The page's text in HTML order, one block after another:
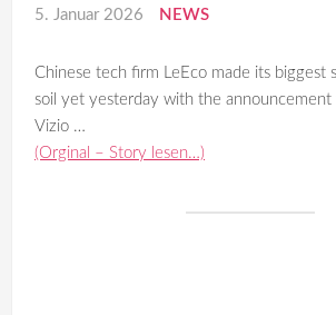
5. Januar 2026 NEWS
Chinese tech firm LeEco made its biggest
soil yet yesterday with the announcement
Vizio …
(Orginal – Story lesen…)